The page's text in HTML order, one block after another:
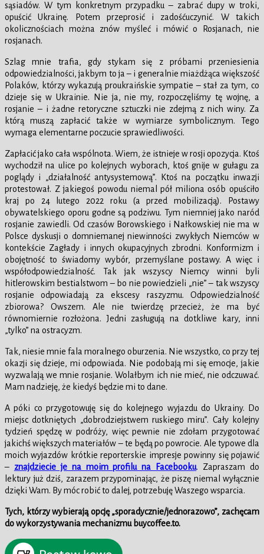
sąsiadów. W tym konkretnym przypadku – zabrać dupy w troki,
opuścić Ukrainę. Potem przeprosić i zadośćuczynić. W takich
okolicznościach można znów myśleć i mówić o Rosjanach, nie
rosjanach.
Szlag mnie trafia, gdy stykam się z próbami przeniesienia
odpowiedzialności, jakbym to ja – i generalnie miażdżąca większość
Polaków, którzy wykazują proukraińskie sympatie – stał za tym, co
dzieje się w Ukrainie. Nie ja, nie my, rozpoczęliśmy tę wojnę, a
rosjanie – i żadne retoryczne sztuczki nie zdejmą z nich winy. Za
którą muszą zapłacić także w wymiarze symbolicznym. Tego
wymaga elementarne poczucie sprawiedliwości.
Zapłacić jako cała wspólnota. Wiem, że istnieje w rosji opozycja. Ktoś
wychodził na ulice po kolejnych wyborach, ktoś gnije w gułagu za
poglądy i „działalność antysystemową”. Ktoś na początku inwazji
protestował. Z jakiegoś powodu niemal pół miliona osób opuściło
kraj po 24 lutego 2022 roku (a przed mobilizacją). Postawy
obywatelskiego oporu godne są podziwu. Tym niemniej jako naród
rosjanie zawiedli. Od czasów Borowskiego i Nałkowskiej nie ma w
Polsce dyskusji o domniemanej niewinności zwykłych Niemców w
kontekście Zagłady i innych okupacyjnych zbrodni. Konformizm i
obojętność to świadomy wybór, przemyślane postawy. A więc i
współodpowiedzialność. Tak jak wszyscy Niemcy winni byli
hitlerowskim bestialstwom – bo nie powiedzieli „nie” – tak wszyscy
rosjanie odpowiadają za ekscesy raszyzmu. Odpowiedzialność
zbiorowa? Owszem. Ale nie twierdzę przecież, że ma być
równomiernie rozłożona. Jedni zasługują na dotkliwe kary, inni
„tylko” na ostracyzm.
Tak, niesie mnie fala moralnego oburzenia. Nie wszystko, co przy tej
okazji się dzieje, mi odpowiada. Nie podobają mi się emocje, jakie
wyzwalają we mnie rosjanie. Wolałbym ich nie mieć, nie odczuwać.
Mam nadzieję, że kiedyś będzie mi to dane.
A póki co przygotowuję się do kolejnego wyjazdu do Ukrainy. Do
miejsc dotkniętych „dobrodziejstwem ruskiego miru”. Cały kolejny
tydzień spędzę w podróży, więc pewnie nie zdołam przygotować
jakichś większych materiałów – te będą po powrocie. Ale typowe dla
moich wyjazdów krótkie reporterskie impresje powinny się pojawić
– znajdziecie je na moim profilu na Facebooku. Zapraszam do
lektury już dziś, zarazem przypominając, że piszę niemal wyłącznie
dzięki Wam. By móc robić to dalej, potrzebuję Waszego wsparcia.
Tych, którzy wybierają opcję „sporadycznie/jednorazowo”, zachęcam
do wykorzystywania mechanizmu buycoffee.to.